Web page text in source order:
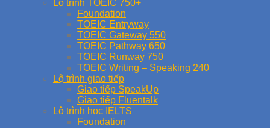
Lộ trình TOEIC 750+
Foundation
TOEIC Entryway
TOEIC Gateway 550
TOEIC Pathway 650
TOEIC Runway 750
TOEIC Writing – Speaking 240
Lộ trình giao tiếp
Giao tiếp SpeakUp
Giao tiếp Fluentalk
Lộ trình học IELTS
Foundation